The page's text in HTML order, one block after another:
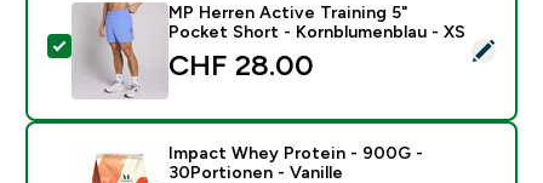
Dieses Produkt ausw�hlen - MP Herren Active
MP Herren Active Training 5"
Pocket Short - Kornblumenblau - XS
CHF 28.00‎
Impact Whey Protein - 900G -
30Portionen - Vanille